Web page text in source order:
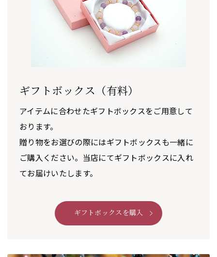
ギフトボックス（有料）
アイテムに合わせたギフトボックスをご用意して
おります。
贈り物をお選びの際にはギフトボックスも一緒に
ご購入ください。当店にてギフトボックスに入れ
てお届けいたします。
ギフトボックスを購入